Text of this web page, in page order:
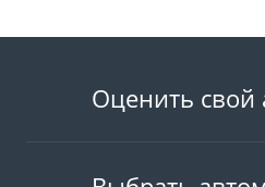
Оценить свой